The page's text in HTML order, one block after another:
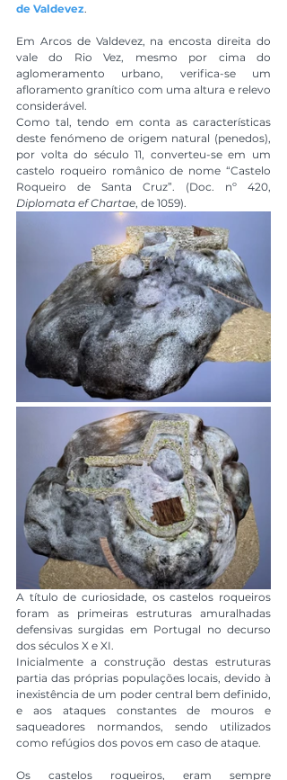
de Valdevez.
Em Arcos de Valdevez, na encosta direita do
vale do Rio Vez, mesmo por cima do
aglomeramento urbano, verifica-se um
afloramento granítico com uma altura e relevo
considerável.
Como tal, tendo em conta as características
deste fenómeno de origem natural (penedos),
por volta do século 11, converteu-se em um
castelo roqueiro românico de nome “Castelo
Diplomata ef Chartae, de 1059).
A título de curiosidade, os castelos roqueiros
foram as primeiras estruturas amuralhadas
defensivas surgidas em Portugal no decurso
dos séculos X e XI.
Inicialmente a construção destas estruturas
partia das próprias populações locais, devido à
inexistência de um poder central bem definido,
e aos ataques constantes de mouros e
saqueadores normandos, sendo utilizados
como refúgios dos povos em caso de ataque.
Os castelos roqueiros, eram sempre